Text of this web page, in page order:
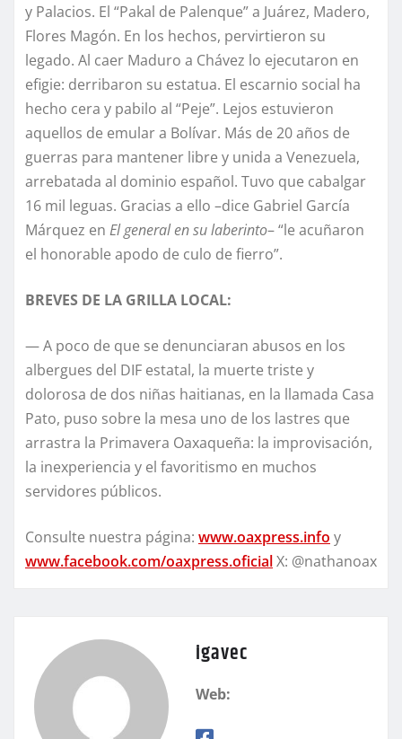
y Palacios. El “Pakal de Palenque” a Juárez, Madero,
Flores Magón. En los hechos, pervirtieron su
legado. Al caer Maduro a Chávez lo ejecutaron en
efigie: derribaron su estatua. El escarnio social ha
hecho cera y pabilo al “Peje”. Lejos estuvieron
aquellos de emular a Bolívar. Más de 20 años de
guerras para mantener libre y unida a Venezuela,
arrebatada al dominio español. Tuvo que cabalgar
16 mil leguas. Gracias a ello –dice Gabriel García
Márquez en El general en su laberinto– “le acuñaron
el honorable apodo de culo de fierro”.
BREVES DE LA GRILLA LOCAL:
— A poco de que se denunciaran abusos en los
albergues del DIF estatal, la muerte triste y
dolorosa de dos niñas haitianas, en la llamada Casa
Pato, puso sobre la mesa uno de los lastres que
arrastra la Primavera Oaxaqueña: la improvisación,
la inexperiencia y el favoritismo en muchos
servidores públicos.
Consulte nuestra página: www.oaxpress.info y
www.facebook.com/oaxpress.oficialX: @nathanoax
igavec
Web: